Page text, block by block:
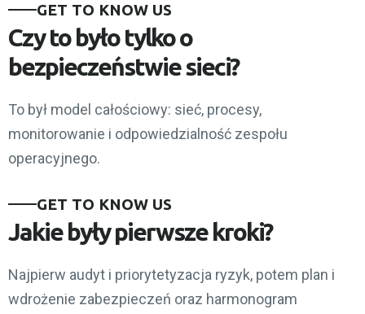
GET TO KNOW US
Czy to było tylko o
bezpieczeństwie sieci?
To był model całościowy: sieć, procesy,
monitorowanie i odpowiedzialność zespołu
operacyjnego.
GET TO KNOW US
Jakie były pierwsze kroki?
Najpierw audyt i priorytetyzacja ryzyk, potem plan i
wdrożenie zabezpieczeń oraz harmonogram